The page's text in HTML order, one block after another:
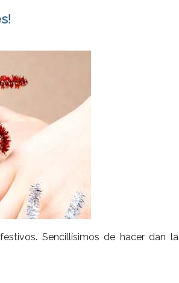
Sencillísimos de hacer dan la